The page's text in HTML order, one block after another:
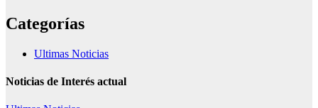
Categorías
Ultimas Noticias
Noticias de Interés actual